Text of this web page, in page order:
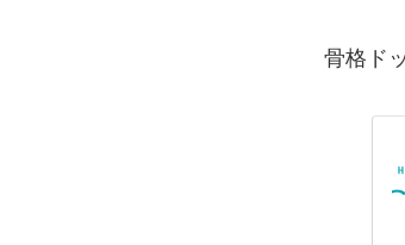
骨格ド